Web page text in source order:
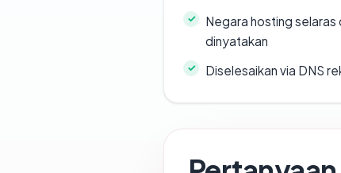
Negara hosting selaras
dinyatakan
Diselesaikan via DNS